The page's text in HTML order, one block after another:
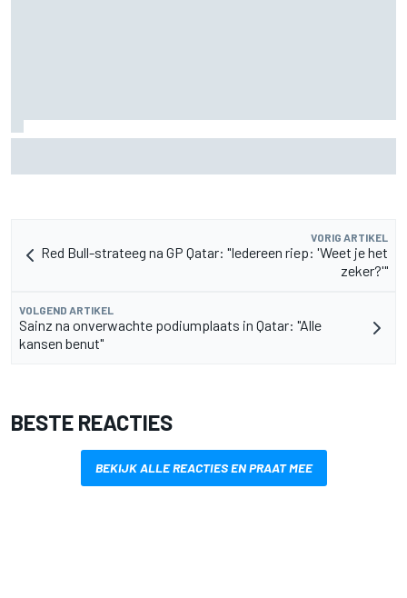
VORIG ARTIKEL
Red Bull-strateeg na GP Qatar: "Iedereen riep: 'Weet je het
zeker?'"
VOLGEND ARTIKEL
Sainz na onverwachte podiumplaats in Qatar: "Alle
kansen benut"
BESTE REACTIES
BEKIJK ALLE REACTIES EN PRAAT MEE